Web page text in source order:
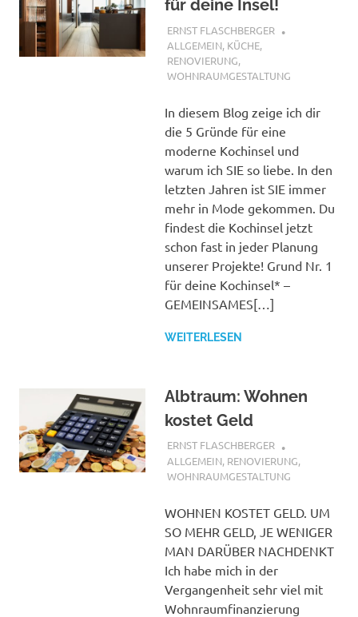
für deine Insel!
2. MAI 2017
ERNST FLASCHBERGER
ALLGEMEIN, KÜCHE,
RENOVIERUNG,
WOHNRAUMGESTALTUNG
In diesem Blog zeige ich dir
die 5 Gründe für eine
moderne Kochinsel und
warum ich SIE so liebe. In den
letzten Jahren ist SIE immer
mehr in Mode gekommen. Du
findest die Kochinsel jetzt
schon fast in jeder Planung
unserer Projekte! Grund Nr. 1
für deine Kochinsel* –
GEMEINSAMES[…]
WEITERLESEN
Albtraum: Wohnen
kostet Geld
8. APRIL 2017
ERNST FLASCHBERGER
ALLGEMEIN, RENOVIERUNG,
WOHNRAUMGESTALTUNG
WOHNEN KOSTET GELD. UM
SO MEHR GELD, JE WENIGER
MAN DARÜBER NACHDENKT
Ich habe mich in der
Vergangenheit sehr viel mit
Wohnraumfinanzierung